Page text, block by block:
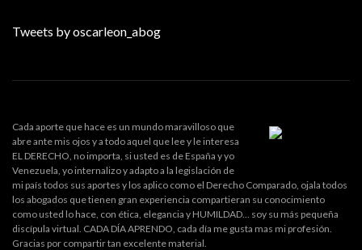
Tweets by oscarleon_abog
Cada aporte que hace es un mundo maravilloso que
abre ante mis ojos y a todo aquel que lee y le interesa
EL DERECHO, no importa, si usted es de España y yo
Venezuela, yo internalizo y adapto a la legislación de
mi país todos sus aportes y los aplico como el Derecho Comparado, ojala todos
los abogados que tienen gran experiencia compartieran su conocimiento
como usted lo hace, con ética, elegancia y HUMILDAD... soy su más pequeña
discípula virtual. CADA DÍA APRENDO, cada día me gusta mas mi profesión.
Gracias por compartir tan excelente material.